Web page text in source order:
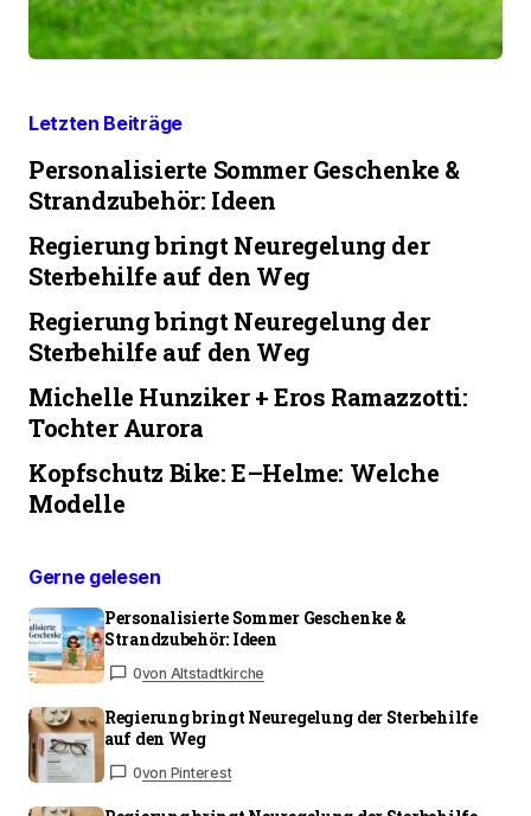
Letzten Beiträge
Personalisierte Sommer Geschenke &
Strandzubehör: Ideen
Regierung bringt Neuregelung der
Sterbehilfe auf den Weg
Regierung bringt Neuregelung der
Sterbehilfe auf den Weg
Michelle Hunziker + Eros Ramazzotti:
Tochter Aurora
Kopfschutz Bike: E–Helme: Welche
Modelle
Gerne gelesen
Personalisierte Sommer Geschenke &
Strandzubehör: Ideen
0von Altstadtkirche
Regierung bringt Neuregelung der Sterbehilfe
auf den Weg
0von Pinterest